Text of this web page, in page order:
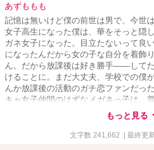
あずももも
記憶は無いけど僕の前世は男で、今
女子高生になった僕は、華をそっと隠
ガネ女子になった。目立たないって良
になったんだから女の子な自分を着飾
ん。だから放課後は好き勝手――して
けることに。まだ大丈夫、学校での僕
んか放課後の活動のガチ恋ファンだっ
キャ女子仲間のはずなメガネっ子は、
距離詰めてきた。ちょっと仲良くなっ
けどまだセーフ。まだバレてない。 さ
んも気がついたら異様に親しげになっ
もっと見る
文字数 241,662 | 最終更